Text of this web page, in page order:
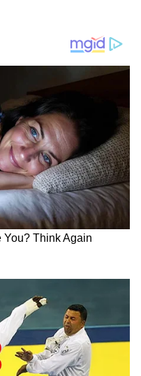
লক্ষ মহিলা
বেশি মহিলার
৩০০০ টাকা পৌঁছে
ভেরিফিকেশন